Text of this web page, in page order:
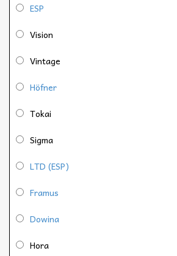
ESP
Vision
Vintage
Höfner
Tokai
Sigma
LTD (ESP)
Framus
Dowina
Hora